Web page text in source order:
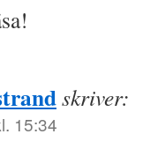
skriver:
15:34